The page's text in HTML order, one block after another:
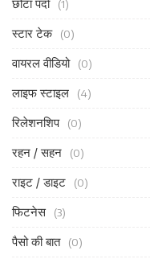
छोटा पर्दा (1)
स्टार टेक (0)
वायरल वीडियो (0)
लाइफ स्टाइल (4)
रिलेशनशिप (0)
रहन / सहन (0)
राइट / डाइट (0)
फिटनेस (3)
पैसो की बात (0)